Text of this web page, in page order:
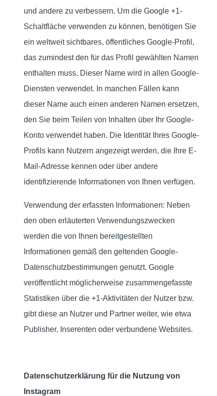
und andere zu verbessern. Um die Google +1-
Schaltfläche verwenden zu können, benötigen Sie
ein weltweit sichtbares, öffentliches Google-Profil,
das zumindest den für das Profil gewählten Namen
enthalten muss. Dieser Name wird in allen Google-
Diensten verwendet. In manchen Fällen kann
dieser Name auch einen anderen Namen ersetzen,
den Sie beim Teilen von Inhalten über Ihr Google-
Konto verwendet haben. Die Identität Ihres Google-
Profils kann Nutzern angezeigt werden, die Ihre E-
Mail-Adresse kennen oder über andere
identifizierende Informationen von Ihnen verfügen.
Verwendung der erfassten Informationen: Neben
den oben erläuterten Verwendungszwecken
werden die von Ihnen bereitgestellten
Informationen gemäß den geltenden Google-
Datenschutzbestimmungen genutzt. Google
veröffentlicht möglicherweise zusammengefasste
Statistiken über die +1-Aktivitäten der Nutzer bzw.
gibt diese an Nutzer und Partner weiter, wie etwa
Publisher, Inserenten oder verbundene Websites.
Datenschutzerklärung für die Nutzung von
Instagram